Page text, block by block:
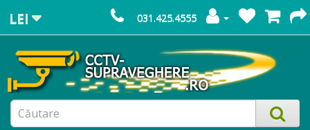
LEI 031.425.4555